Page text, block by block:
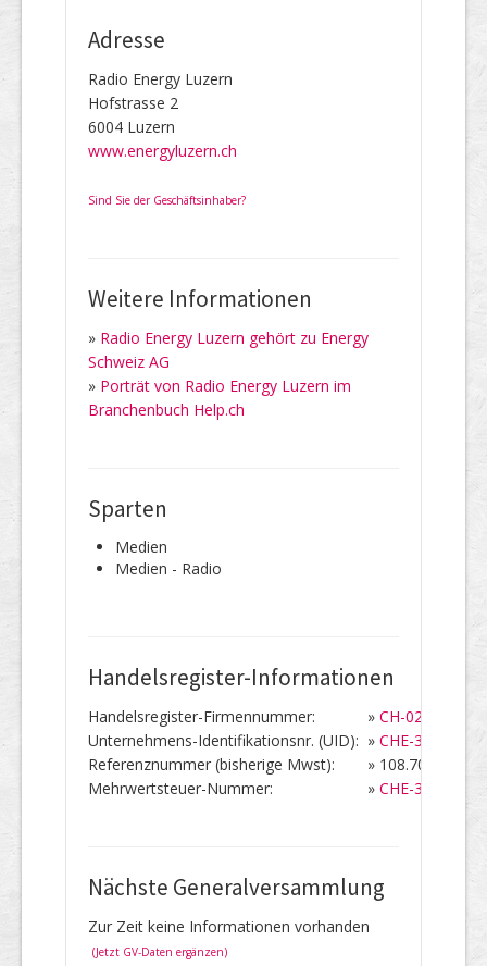
Adresse
Radio Energy Luzern
Hofstrasse 2
6004 Luzern
www.energyluzern.ch
Sind Sie der Geschäftsinhaber?
Weitere Informationen
» Radio Energy Luzern gehört zu Energy
Schweiz AG
» Porträt von Radio Energy Luzern im
Branchenbuch Help.ch
Sparten
Medien
Medien - Radio
Handelsregister-Informationen
Handelsregister-Firmennummer: » CH-
Unternehmens-Identifikationsnr. (UID): » CHE-
Referenznummer (bisherige Mwst):
» 108.706
Mehrwertsteuer-Nummer:
» CHE-
Nächste Generalversammlung
Zur Zeit keine Informationen vorhanden
(Jetzt GV-Daten ergänzen)